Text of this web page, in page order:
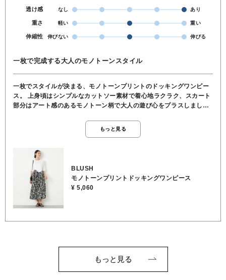
透け感 なし あり
重さ 軽い 重い
伸縮性 伸びない 伸びる
一枚で完成する大人のモノトーンスタイル
一枚でスタイルが決まる、モノトーンプリントのドッキングワンピー
ス。 上身頃はシンプルなカットソー素材で着心地ラクラク、スカート
部分はアート感のあるモノトーン柄で大人の遊び心をプラスしまし
カジュアルにも、パンプス合わせでお出かけ仕様にも◎。 さらっとし
た着心地で、暑い日もストレスフリーに過ごせます。
もっと見る
BLUSH
モノトーンプリントドッキングワンピース
¥ 5,060
もっと見る